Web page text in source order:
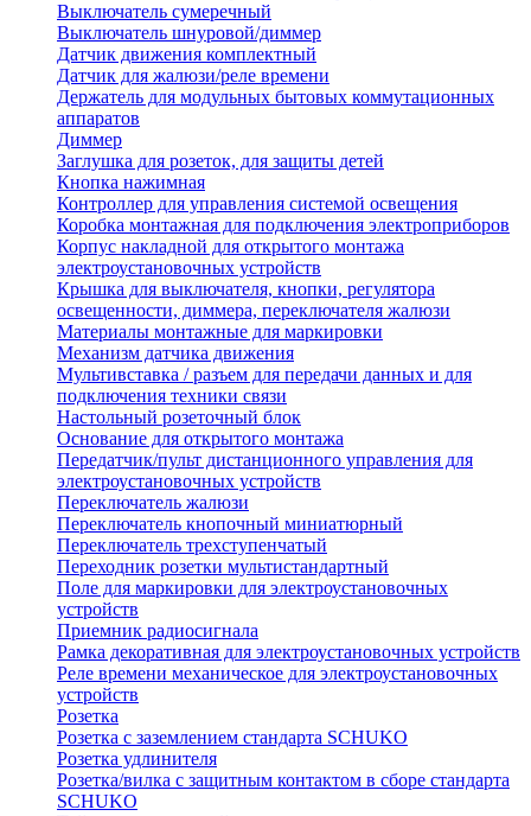
Выключатель сумеречный
Выключатель шнуровой/диммер
Датчик движения комплектный
Датчик для жалюзи/реле времени
Держатель для модульных бытовых коммутационных
аппаратов
Диммер
Заглушка для розеток, для защиты детей
Кнопка нажимная
Контроллер для управления системой освещения
Коробка монтажная для подключения электроприборов
Корпус накладной для открытого монтажа
электроустановочных устройств
Крышка для выключателя, кнопки, регулятора
освещенности, диммера, переключателя жалюзи
Материалы монтажные для маркировки
Механизм датчика движения
Мультивставка / разъем для передачи данных и для
подключения техники связи
Настольный розеточный блок
Основание для открытого монтажа
Передатчик/пульт дистанционного управления для
электроустановочных устройств
Переключатель жалюзи
Переключатель кнопочный миниатюрный
Переключатель трехступенчатый
Переходник розетки мультистандартный
Поле для маркировки для электроустановочных
устройств
Приемник радиосигнала
Рамка декоративная для электроустановочных устройств
Реле времени механическое для электроустановочных
устройств
Розетка
Розетка с заземлением стандарта SCHUKO
Розетка удлинителя
Розетка/вилка с защитным контактом в сборе стандарта
SCHUKO